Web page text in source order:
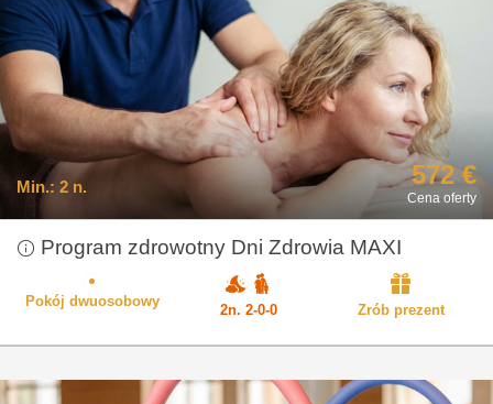
Min.: 2 n. 572 €
Cena oferty
Program zdrowotny Dni Zdrowia MAXI
Zrób prezent
Pokój dwuosobowy
2n. 2-0-0